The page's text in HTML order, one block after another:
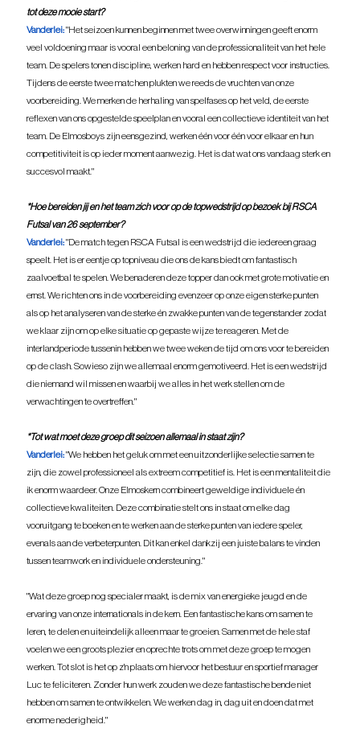
tot deze mooie start?
Vanderlei:"Het seizoen kunnen beginnen met twee overwinningen geeft enorm
veel voldoening maar is vooral een beloning van de professionaliteit van het hele
team. De spelers tonen discipline, werken hard en hebben respect voor instructies.
Tijdens de eerste twee matchen plukten we reeds de vruchten van onze
voorbereiding. We merken de herhaling van spelfases op het veld, de eerste
reflexen van ons opgestelde speelplan en vooral een collectieve identiteit van het
team. De Elmosboys zijn eensgezind, werken één voor één voor elkaar en hun
competitiviteit is op ieder moment aanwezig. Het is dat wat ons vandaag sterk en
succesvol maakt."
*Hoe bereiden jij en het team zich voor op de topwedstrijd op bezoek bij RSCA
Futsal van 26 september?
Vanderlei:"De match tegen RSCA Futsal is een wedstrijd die iedereen graag
speelt. Het is er eentje op topniveau die ons de kans biedt om fantastisch
zaalvoetbal te spelen. We benaderen deze topper dan ook met grote motivatie en
ernst. We richten ons in de voorbereiding evenzeer op onze eigen sterke punten
als op het analyseren van de sterke én zwakke punten van de tegenstander zodat
we klaar zijn om op elke situatie op gepaste wijze te reageren. Met de
interlandperiode tussenin hebben we twee weken de tijd om ons voor te bereiden
op de clash. Sowieso zijn we allemaal enorm gemotiveerd. Het is een wedstrijd
die niemand wil missen en waarbij we alles in het werk stellen om de
verwachtingen te overtreffen."
*Tot wat moet deze groep dit seizoen allemaal in staat zijn?
Vanderlei: "We hebben het geluk om met een uitzonderlijke selectie samen te
zijn, die zowel professioneel als extreem competitief is. Het is een mentaliteit die
ik enorm waardeer. Onze Elmoskern combineert geweldige individuele én
collectieve kwaliteiten. Deze combinatie stelt ons in staat om elke dag
vooruitgang te boeken en te werken aan de sterke punten van iedere speler,
evenals aan de verbeterpunten. Dit kan enkel dankzij een juiste balans te vinden
tussen teamwork en individuele ondersteuning."
"Wat deze groep nog specialer maakt, is de mix van energieke jeugd en de
ervaring van onze internationals in de kern. Een fantastische kans om samen te
leren, te delen en uiteindelijk alleen maar te groeien. Samen met de hele staf
voelen we een groots plezier en oprechte trots om met deze groep te mogen
werken. Tot slot is het op z'n plaats om hiervoor het bestuur en sportief manager
Luc te feliciteren. Zonder hun werk zouden we deze fantastische bende niet
hebben om samen te ontwikkelen. We werken dag in, dag uit en doen dat met
enorme nederigheid."